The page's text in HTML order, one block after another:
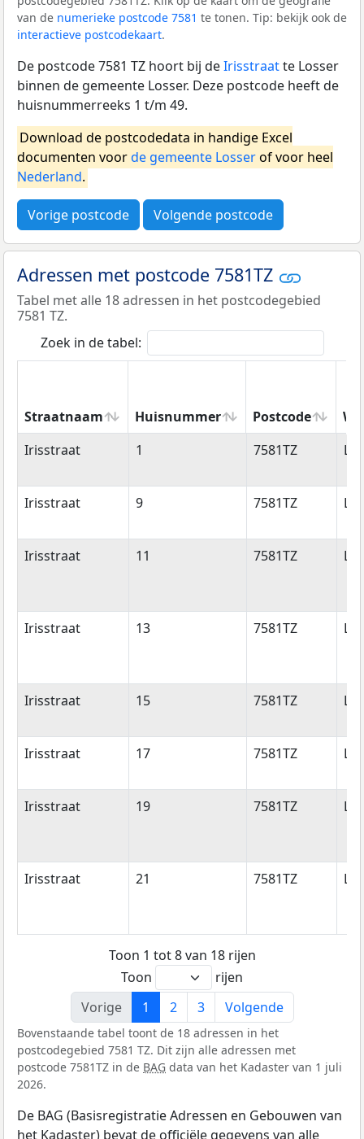
van de numerieke postcode 7581 te tonen. Tip: bekijk ook de
interactieve postcodekaart.
De postcode 7581 TZ hoort bij deIrisstraatte Losser
binnen de gemeente Losser. Deze postcode heeft de
huisnummerreeks 1 t/m 49.
Download de postcodedata in handige Excel
documenten voorde gemeente Losserof voor heel
Nederland.
Vorige postcode Volgende postcode
Adressen met postcode 7581TZ
Tabel met alle 18 adressen in het postcodegebied
7581 TZ.
Zoek in de tabel:
Straatnaam Huisnummer Postcode
Straatnaam
Huisnummer Postcode
Irisstraat 1 7581TZ
Irisstraat 9 7581TZ
Irisstraat 11 7581TZ
Irisstraat 13 7581TZ
Irisstraat 15 7581TZ
Irisstraat 17 7581TZ
Irisstraat 19 7581TZ
Irisstraat 21 7581TZ
Toon 1 tot 8 van 18 rijen
Toon
rijen
Vorige
1 2 3 Volgende
Bovenstaande tabel toont de 18 adressen in het
postcodegebied 7581 TZ. Dit zijn alle adressen met
postcode 7581TZ in de BAG data van het Kadaster van 1 juli
2026.
De BAG (Basisregistratie Adressen en Gebouwen van
het Kadaster) bevat de officiële gegevens van alle